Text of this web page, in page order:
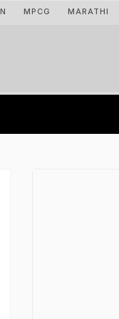
MPCG MARATHI